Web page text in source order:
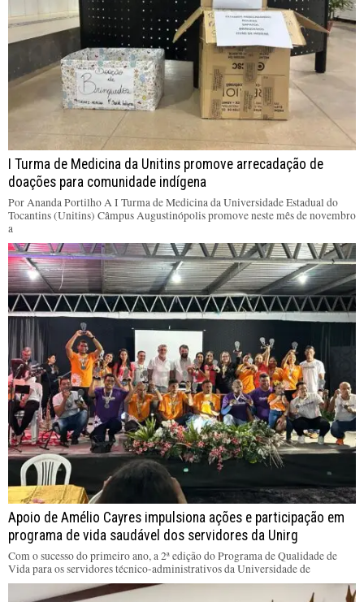
I Turma de Medicina da Unitins promove arrecadação de
doações para comunidade indígena
Por Ananda Portilho A I Turma de Medicina da Universidade Estadual do
Tocantins (Unitins) Câmpus Augustinópolis promove neste mês de novembro
a
Apoio de Amélio Cayres impulsiona ações e participação em
programa de vida saudável dos servidores da Unirg
Com o sucesso do primeiro ano, a 2ª edição do Programa de Qualidade de
Vida para os servidores técnico-administrativos da Universidade de